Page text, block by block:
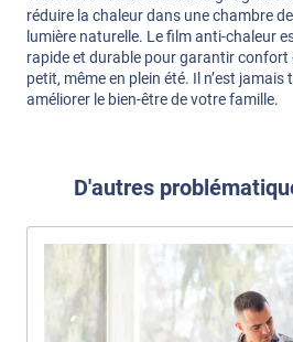
réduire la chaleur dans une chambre
lumière naturelle. Le film anti-chaleur
rapide et durable pour garantir
petit, même en plein été. Il n’est
améliorer le bien-être de votre famille.
D'autres